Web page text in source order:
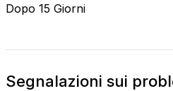
Dopo 15 Giorni
Segnalazioni sui